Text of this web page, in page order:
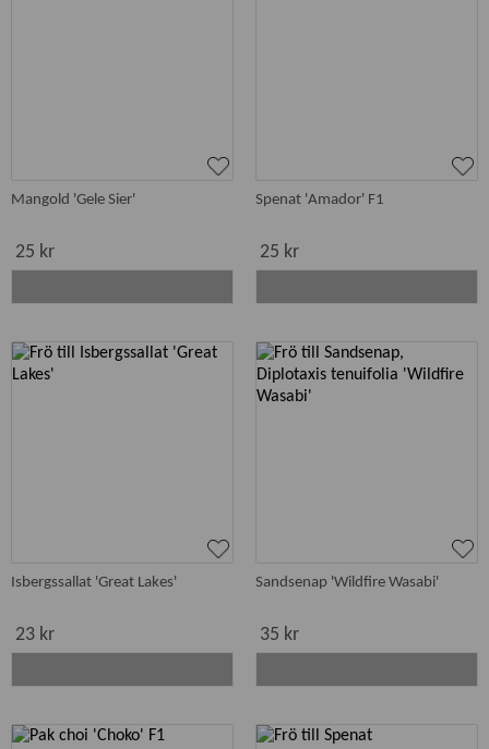
Mangold 'Gele Sier'
25 kr
Spenat 'Amador' F1
25 kr
Isbergssallat 'Great Lakes'
23 kr
Sandsenap 'Wildfire Wasabi'
35 kr